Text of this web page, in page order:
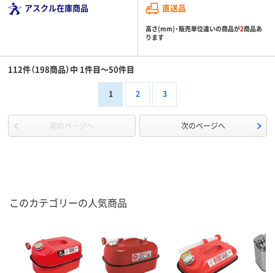
アスクル在庫商品
直送品
高さ(mm)・販売単位違いの商品が2商品あ
ります
112件（198商品）中 1件目～50件目
1 2 3
前のページへ 次のページへ
このカテゴリーの人気商品